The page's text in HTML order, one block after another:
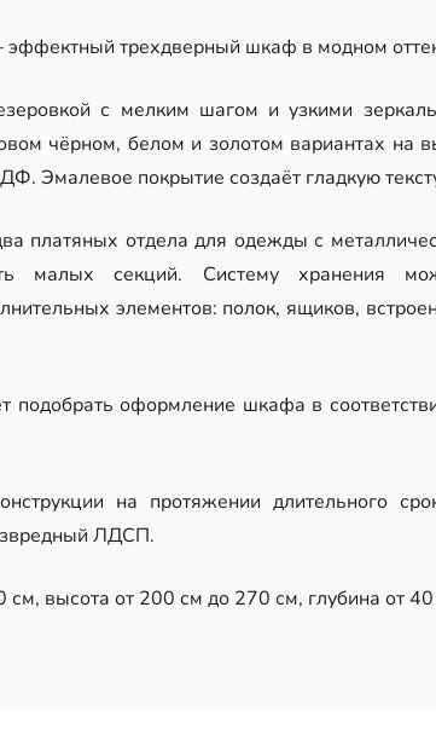
трехдверный шкаф в модном
с мелким шагом и узкими
чёрном, белом и золотом вариантах на
Эмалевое покрытие создаёт гладкую
платяных отдела для одежды с
малых секций. Систему хранения
элементов: полок, ящиков,
подобрать оформление шкафа в
на протяжении длительного
ЛДСП.
высота от 200 см до 270 см, глубина от